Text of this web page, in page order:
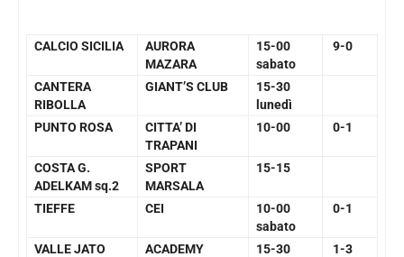
CALCIO SICILIA
AURORA
MAZARA
15-00
sabato
9-0
CANTERA
RIBOLLA
GIANT’S CLUB
15-30
lunedì
PUNTO ROSA
CITTA’ DI
TRAPANI
10-00 0-1
COSTA G.
ADELKAM sq.2
SPORT
MARSALA
15-15
TIEFFE CEI
10-00
sabato
0-1
VALLE JATO
ACADEMY
15-30
1-3